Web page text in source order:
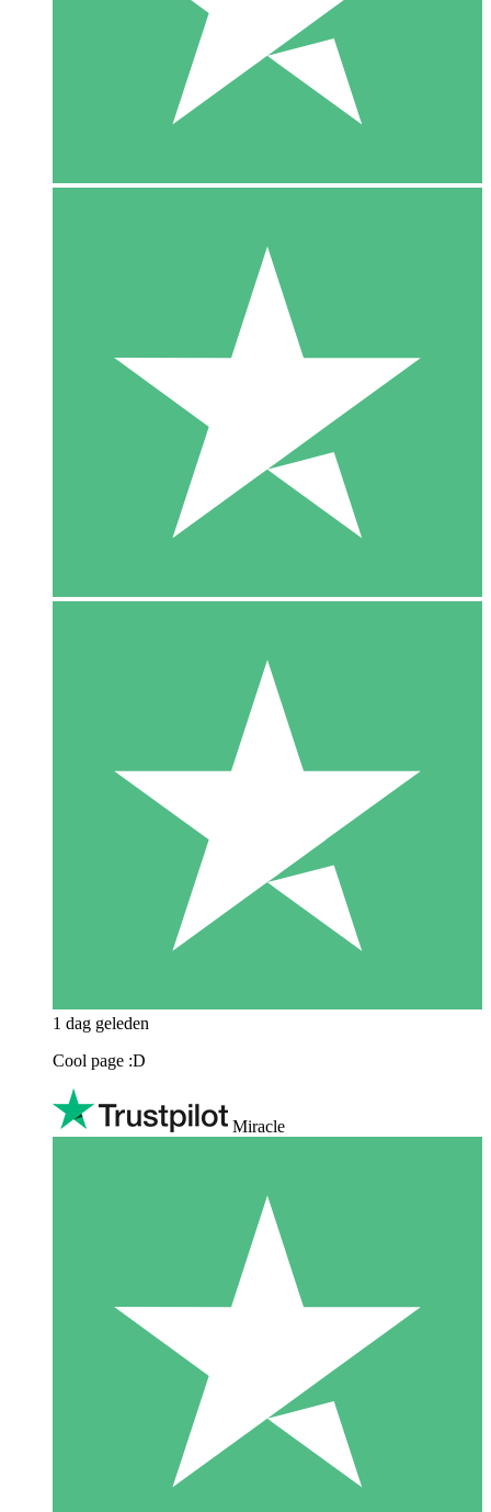
1 dag geleden
Cool page :D
Miracle